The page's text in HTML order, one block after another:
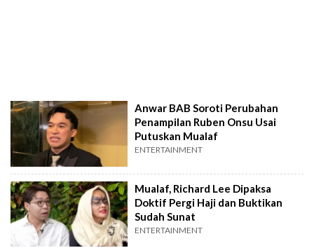
Anwar BAB Soroti Perubahan
Penampilan Ruben Onsu Usai
Putuskan Mualaf
ENTERTAINMENT
Mualaf, Richard Lee Dipaksa
Doktif Pergi Haji dan Buktikan
Sudah Sunat
ENTERTAINMENT